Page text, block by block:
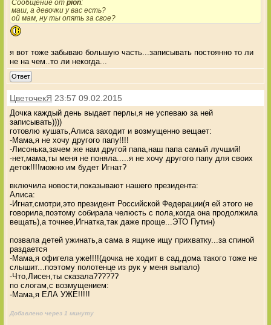
Сообщение отpion:
маш, а девочки у вас есть?
ой мам, ну ты опять за свое?
я вот тоже забываю большую часть...записывать постоянно то ли
не на чем..то ли некогда...
Ответ
ЦветочекЯ 23:57 09.02.2015
Дочка каждый день выдает перлы,я не успеваю за ней
записывать))))
готовлю кушать,Алиса заходит и возмущенно вещает:
-Мама,я не хочу другого папу!!!!
-Лисонька,зачем же нам другой папа,наш папа самый лучший!
-нет,мама,ты меня не поняла.....я не хочу другого папу для своих
деток!!!!можно им будет Игнат?
включила новости,показывают нашего президента:
Алиса:
-Игнат,смотри,это президент Российской Федерации(я ей этого не
говорила,поэтому собирала челюсть с пола,когда она продолжила
вещать),а точнее,Игнатка,так даже проще...ЭТО Путин)
позвала детей ужинать,а сама в ящике ищу прихватку...за спиной
раздается
-Мама,я офигела уже!!!!(дочка не ходит в сад,дома такого тоже не
слышит...поэтому полотенце из рук у меня выпало)
-Что,Лисен,ты сказала??????
по слогам,с возмущением:
-Мама,я ЕЛА УЖЕ!!!!!
Добавлено через 1 минуту